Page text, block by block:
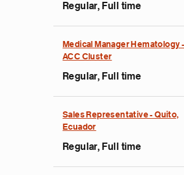
Regular, Full time
Medical Manager Hematology -
ACC Cluster
Regular, Full time
Sales Representative - Quito,
Ecuador
Regular, Full time